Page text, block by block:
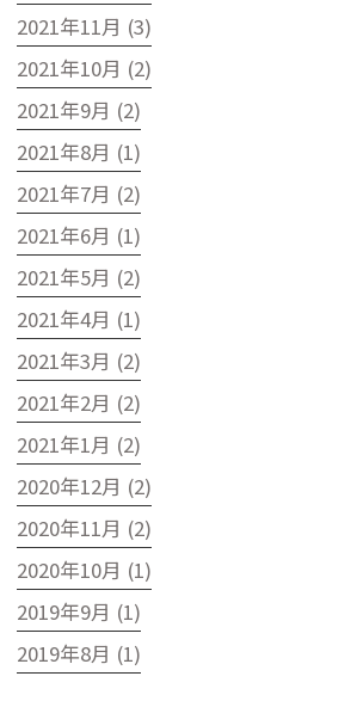
2021年11月 (3)
2021年10月 (2)
2021年9月 (2)
2021年8月 (1)
2021年7月 (2)
2021年6月 (1)
2021年5月 (2)
2021年4月 (1)
2021年3月 (2)
2021年2月 (2)
2021年1月 (2)
2020年12月 (2)
2020年11月 (2)
2020年10月 (1)
2019年9月 (1)
2019年8月 (1)